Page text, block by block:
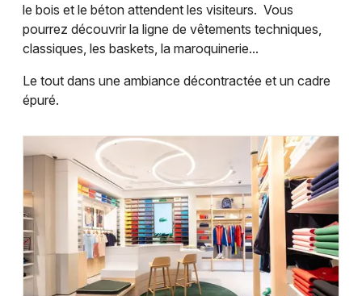
Actus tourisme & loisirs
Restaurants
68 - Haut-Rhin
Choisir mes départements
le bois et le béton attendent les visiteurs. Vous
pourrez découvrir la ligne de vêtements techniques,
classiques, les baskets, la maroquinerie...
Le tout dans une ambiance décontractée et un cadre
épuré.